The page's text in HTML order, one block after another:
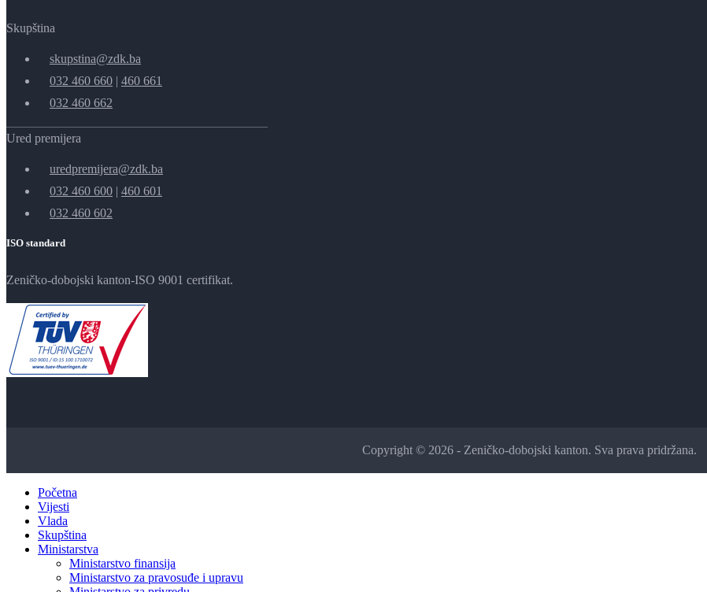
Skupština
skupstina@zdk.ba
032 460 660 | 460 661
032 460 662
Ured premijera
uredpremijera@zdk.ba
032 460 600 | 460 601
032 460 602
ISO standard
Zeničko-dobojski kanton-ISO 9001 certifikat.
Copyright © 2026 - Zeničko-dobojski kanton. Sva prava pridržana.
Početna
Vijesti
Vlada
Skupština
Ministarstva
Ministarstvo finansija
Ministarstvo za pravosuđe i upravu